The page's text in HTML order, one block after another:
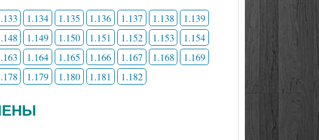
1.134 1.135 1.136 1.137 1.138
1.139
1.149 1.150 1.151 1.152 1.153
1.154
1.164 1.165 1.166 1.167 1.168
1.169
1.179 1.180 1.181 1.182